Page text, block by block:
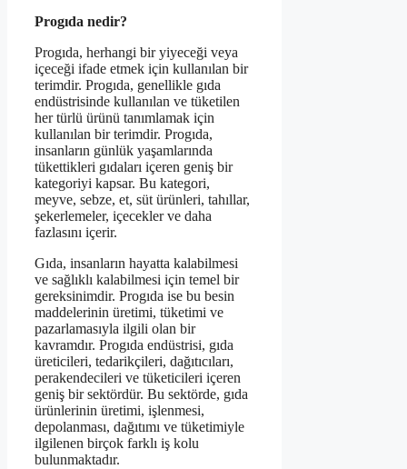
Progıda nedir?
Progıda, herhangi bir yiyeceği veya
içeceği ifade etmek için kullanılan bir
terimdir. Progıda, genellikle gıda
endüstrisinde kullanılan ve tüketilen
her türlü ürünü tanımlamak için
kullanılan bir terimdir. Progıda,
insanların günlük yaşamlarında
tükettikleri gıdaları içeren geniş bir
kategoriyi kapsar. Bu kategori,
meyve, sebze, et, süt ürünleri, tahıllar,
şekerlemeler, içecekler ve daha
fazlasını içerir.
Gıda, insanların hayatta kalabilmesi
ve sağlıklı kalabilmesi için temel bir
gereksinimdir. Progıda ise bu besin
maddelerinin üretimi, tüketimi ve
pazarlamasıyla ilgili olan bir
kavramdır. Progıda endüstrisi, gıda
üreticileri, tedarikçileri, dağıtıcıları,
perakendecileri ve tüketicileri içeren
geniş bir sektördür. Bu sektörde, gıda
ürünlerinin üretimi, işlenmesi,
depolanması, dağıtımı ve tüketimiyle
ilgilenen birçok farklı iş kolu
bulunmaktadır.